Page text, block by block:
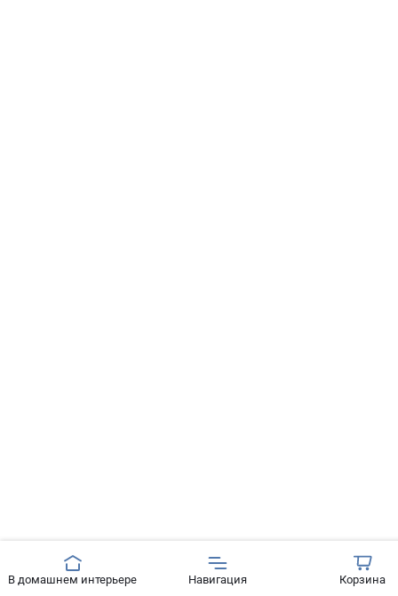
В домашнем интерьере Навигация Корзина